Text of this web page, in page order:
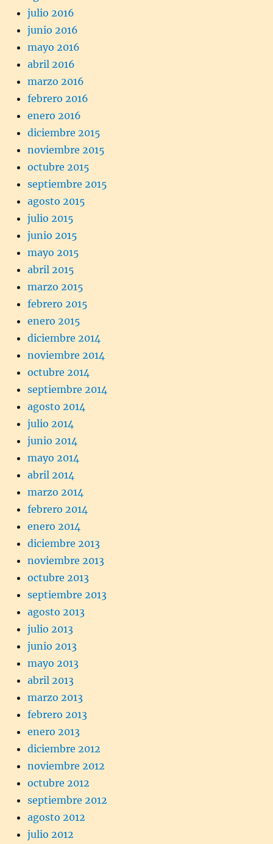
julio 2016
junio 2016
mayo 2016
abril 2016
marzo 2016
febrero 2016
enero 2016
diciembre 2015
noviembre 2015
octubre 2015
septiembre 2015
agosto 2015
julio 2015
junio 2015
mayo 2015
abril 2015
marzo 2015
febrero 2015
enero 2015
diciembre 2014
noviembre 2014
octubre 2014
septiembre 2014
agosto 2014
julio 2014
junio 2014
mayo 2014
abril 2014
marzo 2014
febrero 2014
enero 2014
diciembre 2013
noviembre 2013
octubre 2013
septiembre 2013
agosto 2013
julio 2013
junio 2013
mayo 2013
abril 2013
marzo 2013
febrero 2013
enero 2013
diciembre 2012
noviembre 2012
octubre 2012
septiembre 2012
agosto 2012
julio 2012